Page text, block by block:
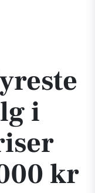
Priser op til 7.895.000
i
kr